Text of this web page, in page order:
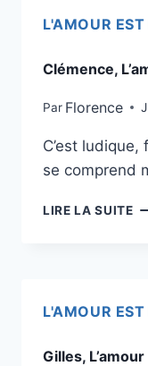
L'AMOUR
Clémence,
Par Florence
C’est
se comprend
LIRE LA SUITE
L'AMOUR
Gilles,